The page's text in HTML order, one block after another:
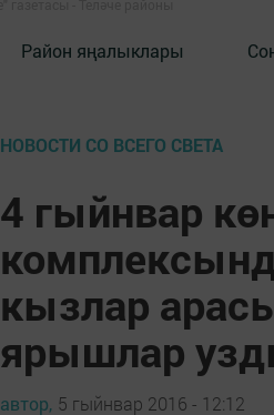
Район яңалыклары
НОВОСТИ СО ВСЕГО СВЕТА
4 гыйнвар
кызлар
ярышлар
автор, 5 гыйнвар 2016 - 12:12